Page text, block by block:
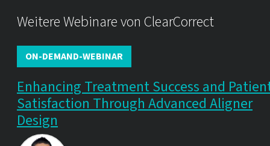
Weitere Webinare von ClearCorrect
ON-DEMAND-WEBINAR
Enhancing Treatment Success and
Satisfaction Through Advanced Aligner
Design